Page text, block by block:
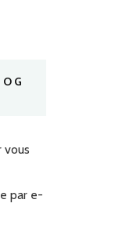
vous
par e-